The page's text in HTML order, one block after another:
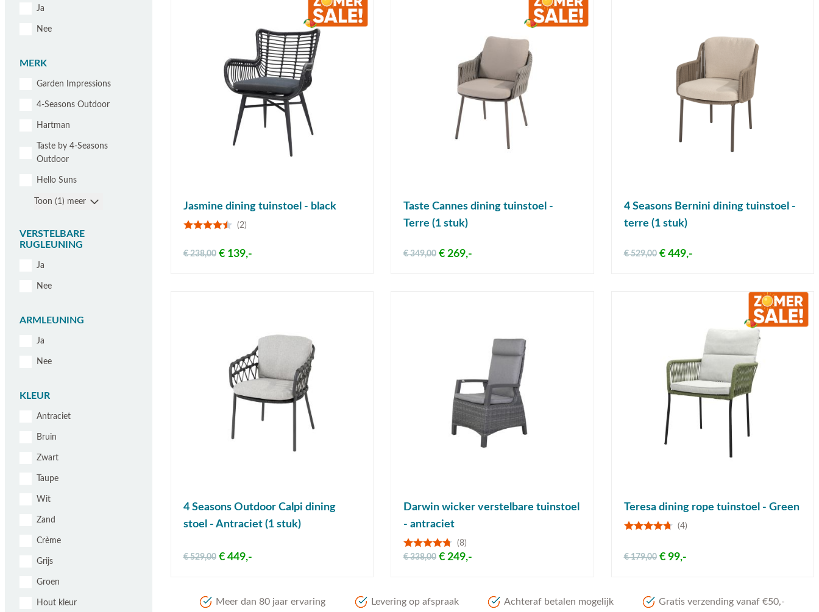
Jasmine dining tuinstoel - black
(2)
€ 139,-
€ 238,00
Taste Cannes dining tuinstoel -
Terre (1 stuk)
€ 269,-
€ 349,00
4 Seasons Bernini dining tuinstoel -
terre (1 stuk)
€ 449,-
€ 529,00
4 Seasons Outdoor Calpi dining
stoel - Antraciet (1 stuk)
€ 449,-
€ 529,00
Darwin wicker verstelbare tuinstoel
- antraciet
(8)
€ 249,-
€ 338,00
Teresa dining rope tuinstoel - Green
(4)
€ 99,-
€ 179,00
Meer dan 80 jaar ervaring Levering op afspraak Achteraf betalen mogelijk Gratis verzending vanaf €50,-
Ja
Nee
MERK
Garden Impressions
4-Seasons Outdoor
Hartman
Taste by 4-Seasons
Outdoor
Hello Suns
Toon (1) meer
VERSTELBARE
RUGLEUNING
Ja
Nee
ARMLEUNING
Ja
Nee
KLEUR
Antraciet
Bruin
Zwart
Taupe
Wit
Zand
Crème
Grijs
Groen
Hout kleur